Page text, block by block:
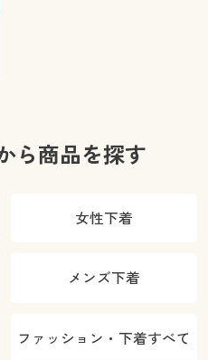
ら商品を探す
女性下着
メンズ下着
ファッション・下着すべて